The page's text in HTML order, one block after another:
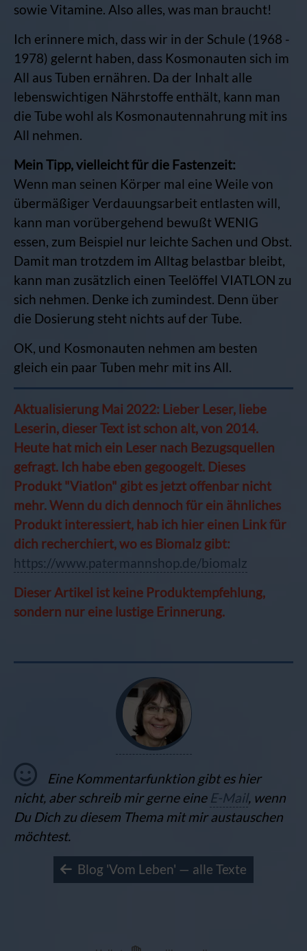
sowie Vitamine. Also alles, was man braucht!
Ich erinnere mich, dass wir in der Schule (1968 -
1978) gelernt haben, dass Kosmonauten sich im
All aus Tuben ernähren. Da der Inhalt alle
lebenswichtigen Nährstoffe enthält, kann man
die Tube wohl als Kosmonautennahrung mit ins
All nehmen.
Mein Tipp, vielleicht für die Fastenzeit:
Wenn man seinen Körper mal eine Weile von
übermäßiger Verdauungsarbeit entlasten will,
kann man vorübergehend bewußt WENIG
essen, zum Beispiel nur leichte Sachen und Obst.
Damit man trotzdem im Alltag belastbar bleibt,
kann man zusätzlich einen Teelöffel VIATLON zu
sich nehmen. Denke ich zumindest. Denn über
die Dosierung steht nichts auf der Tube.
OK, und Kosmonauten nehmen am besten
gleich ein paar Tuben mehr mit ins All.
Aktualisierung Mai 2022: Lieber Leser, liebe
Leserin, dieser Text ist schon alt, von 2014.
Heute hat mich ein Leser nach Bezugsquellen
gefragt. Ich habe eben gegoogelt. Dieses
Produkt "Viatlon" gibt es jetzt offenbar nicht
mehr. Wenn du dich dennoch für ein ähnliches
Produkt interessiert, hab ich hier einen Link für
dich recherchiert, wo es Biomalz gibt:
https://www.patermannshop.de/biomalz
Dieser Artikel ist keine Produktempfehlung,
sondern nur eine lustige Erinnerung.
Eine Kommentarfunktion gibt es hier
nicht, aber schreib mir gerne eine E-Mail, wenn
Du Dich zu diesem Thema mit mir austauschen
möchtest.
Blog 'Vom Leben' — alle Texte